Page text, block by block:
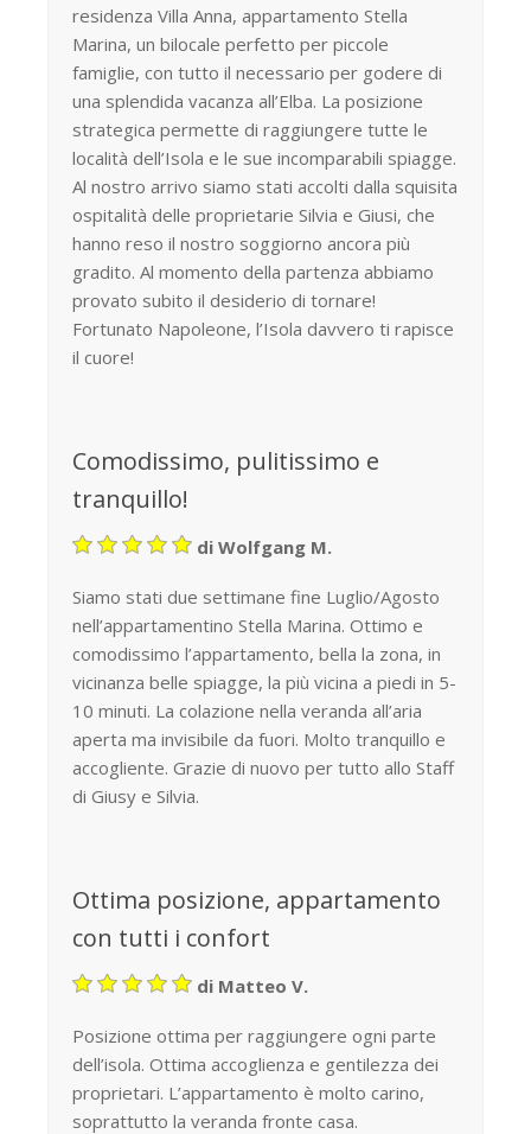
residenza Villa Anna, appartamento Stella
Marina, un bilocale perfetto per piccole
famiglie, con tutto il necessario per godere di
una splendida vacanza all’Elba. La posizione
strategica permette di raggiungere tutte le
località dell’Isola e le sue incomparabili spiagge.
Al nostro arrivo siamo stati accolti dalla squisita
ospitalità delle proprietarie Silvia e Giusi, che
hanno reso il nostro soggiorno ancora più
gradito. Al momento della partenza abbiamo
provato subito il desiderio di tornare!
Fortunato Napoleone, l’Isola davvero ti rapisce
il cuore!
Comodissimo, pulitissimo e
tranquillo!
di Wolfgang M.
Siamo stati due settimane fine Luglio/Agosto
nell’appartamentino Stella Marina. Ottimo e
comodissimo l’appartamento, bella la zona, in
vicinanza belle spiagge, la più vicina a piedi in 5-
10 minuti. La colazione nella veranda all’aria
aperta ma invisibile da fuori. Molto tranquillo e
accogliente. Grazie di nuovo per tutto allo Staff
di Giusy e Silvia.
Ottima posizione, appartamento
con tutti i confort
di Matteo V.
Posizione ottima per raggiungere ogni parte
dell’isola. Ottima accoglienza e gentilezza dei
proprietari. L’appartamento è molto carino,
soprattutto la veranda fronte casa.